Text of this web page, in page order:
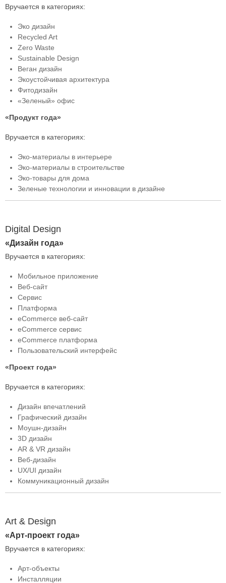
Вручается в категориях:
Эко дизайн
Recycled Art
Zero Waste
Sustainable Design
Веган дизайн
Экоустойчивая архитектура
Фитодизайн
«Зеленый» офис
«Продукт года»
Вручается в категориях:
Эко-материалы в интерьере
Эко-материалы в строительстве
Эко-товары для дома
Зеленые технологии и инновации в дизайне
Digital Design
«Дизайн года»
Вручается в категориях:
Мобильное приложение
Веб-сайт
Сервис
Платформа
eCommerce веб-сайт
eCommerce сервис
eCommerce платформа
Пользовательский интерфейс
«Проект года»
Вручается в категориях:
Дизайн впечатлений
Графический дизайн
Моушн-дизайн
3D дизайн
AR & VR дизайн
Веб-дизайн
UX/UI дизайн
Коммуникационный дизайн
Art & Design
«Арт-проект года»
Вручается в категориях:
Арт-объекты
Инсталляции